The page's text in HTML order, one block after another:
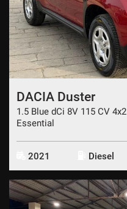
DACIA Duster
1.5 Blue dCi 8V 115 CV 4x2
Essential
2021 Diesel